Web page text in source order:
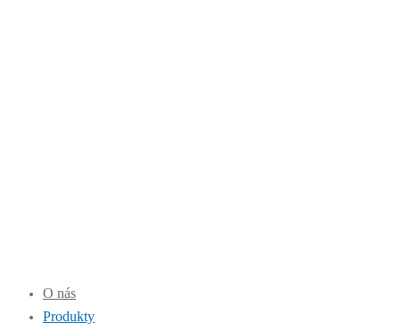
O nás
Produkty